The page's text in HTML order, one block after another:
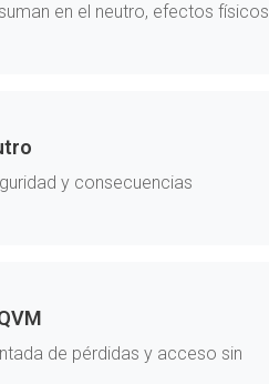
en el neutro, efectos físicos
y consecuencias
de pérdidas y acceso sin